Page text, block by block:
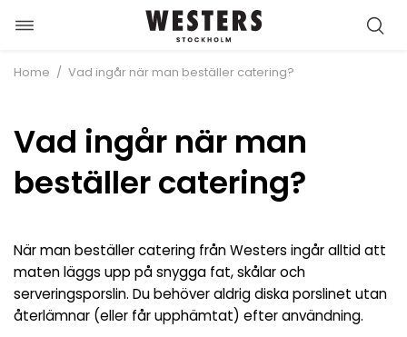
Öppna/stäng
navigation
Hoppa
innehåll
Home / Vad ingår när man beställer catering?
Vad ingår när man
beställer catering?
När man beställer catering från Westers ingår alltid att
maten läggs upp på snygga fat, skålar och
serveringsporslin. Du behöver aldrig diska porslinet utan
återlämnar (eller får upphämtat) efter användning.